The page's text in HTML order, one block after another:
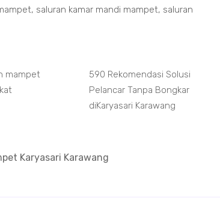
saluran kamar mandi mampet, saluran
mampet
590 Rekomendasi Solusi
Pelancar Tanpa Bongkar
diKaryasari Karawang
Karyasari Karawang